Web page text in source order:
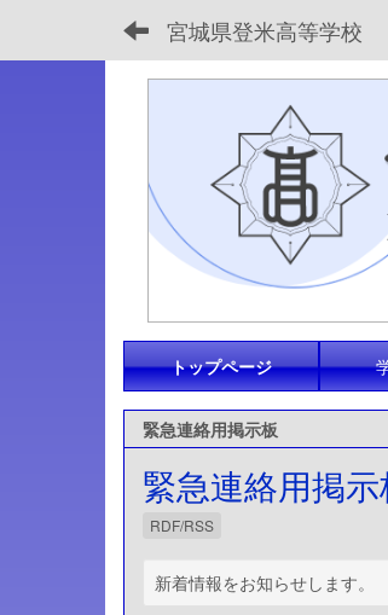
宮城県登米高等学校
トップページ
緊急連絡用掲示板
緊急連絡用掲示
RDF/RSS
新着情報をお知らせします。